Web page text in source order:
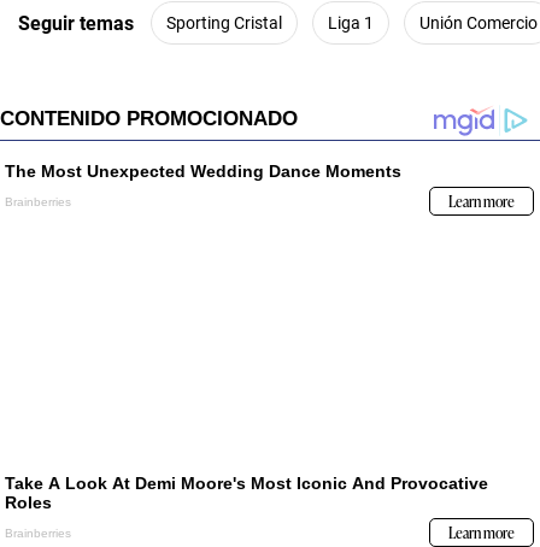
Seguir temas Sporting Cristal Liga 1 Unión Comercio